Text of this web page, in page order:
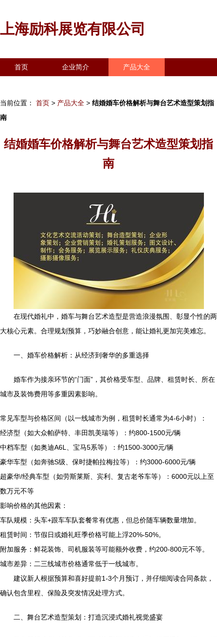
上海励科展览有限公司
首页 企业简介 产品大全
当前位置： 首页 > 产品大全 > 结婚婚车价格解析与舞台艺术造型策划指
南
结婚婚车价格解析与舞台艺术造型策划指
南
在现代婚礼中，婚车与舞台艺术造型是营造浪漫氛围、彰显个性的两
大核心元素。合理规划预算，巧妙融合创意，能让婚礼更加完美难忘。
一、婚车价格解析：从经济到奢华的多重选择
婚车作为接亲环节的“门面”，其价格受车型、品牌、租赁时长、所在
城市及装饰费用等多重因素影响。
常见车型与价格区间（以一线城市为例，租赁时长通常为4-6小时）：
经济型（如大众帕萨特、丰田凯美瑞等）：约800-1500元/辆
中档车型（如奥迪A6L、宝马5系等）：约1500-3000元/辆
豪华车型（如奔驰S级、保时捷帕拉梅拉等）：约3000-6000元/辆
超豪华/经典车型（如劳斯莱斯、宾利、复古老爷车等）：6000元以上至
数万元不等
影响价格的其他因素：
车队规模：头车+跟车车队套餐常有优惠，但总价随车辆数量增加。
租赁时间：节假日或婚礼旺季价格可能上浮20%-50%。
附加服务：鲜花装饰、司机服装等可能额外收费，约200-800元不等。
城市差异：二三线城市价格通常低于一线城市。
建议新人根据预算和喜好提前1-3个月预订，并仔细阅读合同条款，
确认包含里程、保险及突发情况处理方式。
二、舞台艺术造型策划：打造沉浸式婚礼视觉盛宴